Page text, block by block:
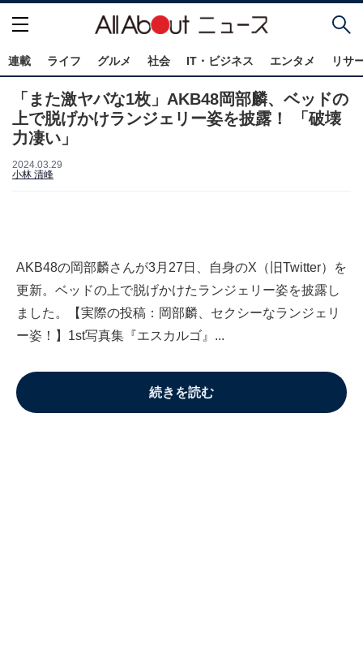
連載 ライフ グルメ 社会 IT・ビジネス エンタメ リサ
「また激ヤバな1枚」AKB48岡部麟、ベッドの
上で脱げかけランジェリー姿を披露！ 「破壊
力凄い」
2024.03.29
小林 清峰
AKB48の岡部麟さんが3月27日、自身のX（旧Twitter）を
更新。ベッドの上で脱げかけたランジェリー姿を披露し
ました。【実際の投稿：岡部麟、セクシーなランジェリ
ー姿！】1st写真集『エスカルゴ』...
続きを読む